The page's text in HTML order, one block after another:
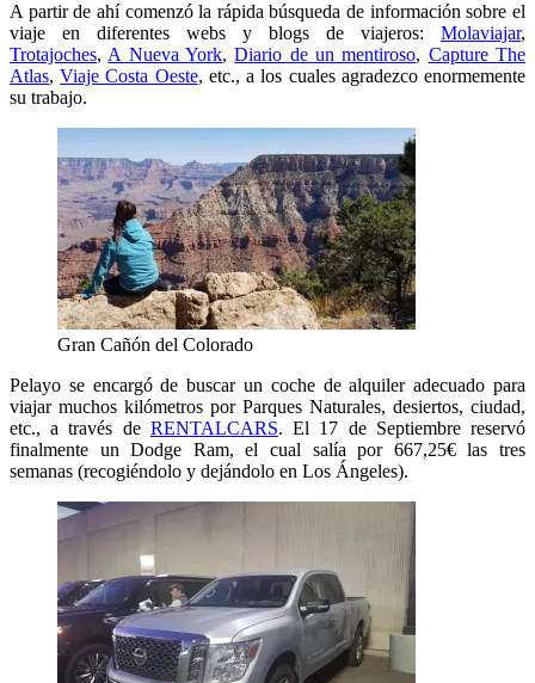
A partir de ahí comenzó la rápida búsqueda de información sobre el
viaje en diferentes webs y blogs de viajeros: Molaviajar,
Trotajoches, A Nueva York,Diario de un mentiroso, Capture The
Atlas,Viaje Costa Oeste, etc., a los cuales agradezco enormemente
su trabajo.
Gran Cañón del Colorado
Pelayo se encargó de buscar un coche de alquiler adecuado para
viajar muchos kilómetros por Parques Naturales, desiertos, ciudad,
etc., a través de RENTALCARS. El 17 de Septiembre reservó
finalmente un Dodge Ram, el cual salía por 667,25€ las tres
semanas (recogiéndolo y dejándolo en Los Ángeles).